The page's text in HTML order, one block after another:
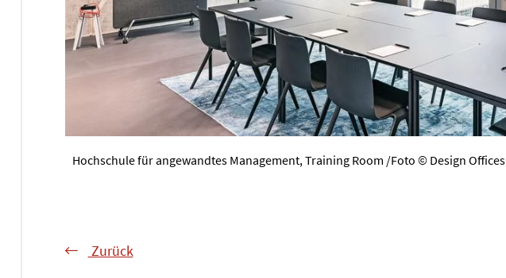
Hochschule für angewandtes Management, Training Room /Foto © Design Offices
Zurück